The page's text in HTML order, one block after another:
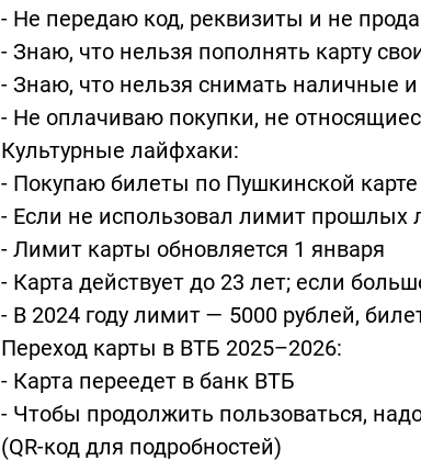
- Не передаю код, реквизиты и не
- Знаю, что нельзя пополнять карту
- Знаю, что нельзя снимать наличные
- Не оплачиваю покупки, не
Культурные лайфхаки:
- Покупаю билеты по Пушкинской
- Если не использовал лимит прошлых
- Лимит карты обновляется 1 января
- Карта действует до 23 лет; если
- В 2024 году лимит — 5000 рублей,
Переход карты в ВТБ 2025–2026:
- Карта переедет в банк ВТБ
- Чтобы продолжить пользоваться,
(QR-код для подробностей)